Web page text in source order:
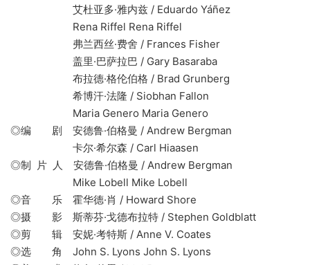
艾杜亚多·雅内兹 / Eduardo Yáñez
Rena Riffel Rena Riffel
弗兰西丝·费舍 / Frances Fisher
盖里·巴萨拉巴 / Gary Basaraba
布拉德·格伦伯格 / Brad Grunberg
希博汗·法隆 / Siobhan Fallon
Maria Genero Maria Genero
◎编 剧 安德鲁·伯格曼 / Andrew Bergman
卡尔·希尔森 / Carl Hiaasen
◎制 片 人 安德鲁·伯格曼 / Andrew Bergman
Mike Lobell Mike Lobell
◎音 乐 霍华德·肖 / Howard Shore
◎摄 影 斯蒂芬·戈德布拉特 / Stephen Goldblatt
◎剪 辑 安妮·考特斯 / Anne V. Coates
◎选 角 John S. Lyons John S. Lyons